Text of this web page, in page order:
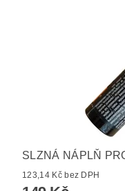
SLZNÁ NÁPLŇ
123,14 Kč bez DPH